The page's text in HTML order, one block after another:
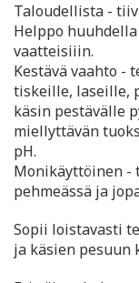
Taloudellista -
Helppo
vaatteisiiin.
Kestävä vaahto -
tiskeille, laseille,
käsin pestävälle
miellyttävän
pH.
Monikäyttöinen -
pehmeässä ja
Sopii loistavasti
ja käsien pesuun